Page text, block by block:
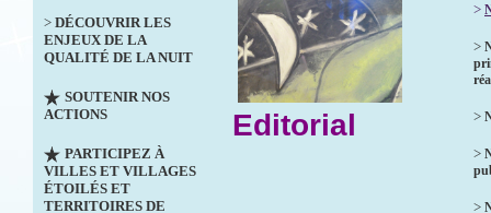
> DÉCOUVRIR LES
ENJEUX DE LA
QUALITÉ DE LA NUIT
SOUTENIR NOS
ACTIONS
PARTICIPEZ À
VILLES ET VILLAGES
ÉTOILÉS ET
TERRITOIRES DE
Editorial
>
>
>
>
>